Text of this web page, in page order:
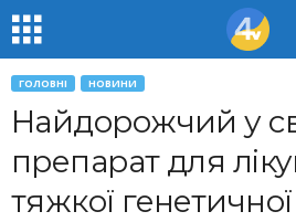
ГОЛОВНІ НОВИНИ
Найдорожчий у
препарат для
тяжкої